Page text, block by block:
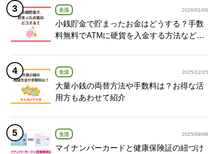
生活 2026/01/06
小銭貯金で貯まったお金はどうする？手数
料無料でATMに硬貨を入金する方法など紹
生活 2025/12/25
大量小銭の両替方法や手数料は？お得な活
用方もあわせて紹介
生活 2025/09/08
マイナンバーカードと健康保険証の紐づけ